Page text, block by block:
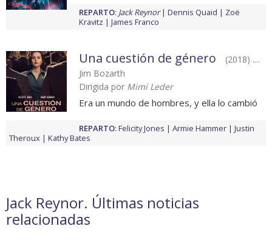
REPARTO: Jack Reynor Dennis Quaid
Zoë
Kravitz
James Franco
Una cuestión de género
(2018) ....
Jim Bozarth
Dirigida por Mimi Leder
Era un mundo de hombres, y ella lo cambió
REPARTO: Felicity Jones Armie Hammer
Justin
Theroux
Kathy Bates
Jack Reynor. Últimas noticias
relacionadas